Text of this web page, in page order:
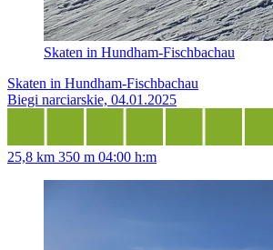
Skaten in Hundham-Fischbachau
Skaten in Hundham-Fischbachau
Biegi narciarskie, 04.01.2025
25,8 km 350 m 04:00 h:m